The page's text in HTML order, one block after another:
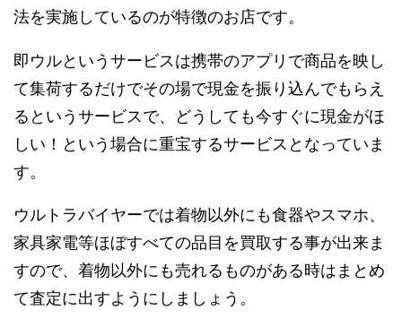
法を実施しているのが特徴のお店です。
即ウルというサービスは携帯のアプリで商品を映し
て集荷するだけでその場で現金を振り込んでもらえ
るというサービスで、どうしても今すぐに現金がほ
しい！という場合に重宝するサービスとなっていま
す。
ウルトラバイヤーでは着物以外にも食器やスマホ、
家具家電等ほぼすべての品目を買取する事が出来ま
すので、着物以外にも売れるものがある時はまとめ
て査定に出すようにしましょう。